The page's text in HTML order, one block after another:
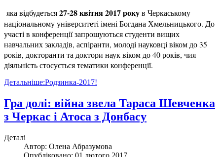
яка відбудеться27-28 квітня 2017рокув Черкаському
національному університеті імені Богдана Хмельницького. До
участі в конференції запрошуються студенти вищих
навчальних закладів, аспіранти, молоді науковці віком до 35
років, докторанти та доктори наук віком до 40 років, чия
діяльність стосується тематики конференції.
Детальніше:Родзинка-2017!
Гра долі: війна звела Тараса Шевченка
з Черкас і Атоса з Донбасу
Деталі
Автор: Олена Абразумова